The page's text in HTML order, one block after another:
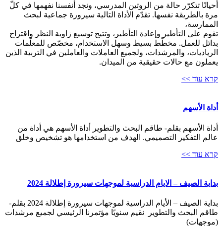
أحيانًا تتكرّر حالة من الروتين المدرسي، ونجد أنفسنا نفهمها في كلّ
مرة بالطريقة نفسها. تقدّم الأداة التالية سيرورة جماعية لبحث
الممارسة،
تقوم على التأطير وإعادة التأطير، وتتيح توسيع زاوية النظر واقتراح
بدائل للعمل. مخطّط بسيط وسهل الاستخدام، مخصّص للمعلّمات
الرياديات، والمرشدات، ولجميع العاملات والعاملين في التربية الذين
يعملون مع حالات حقيقية من الميدان.
קרא עוד >>
أداة الأسهم
أداة الأسهم بقلم- طاقم البحث والتطوير أداة الأسهم هي أداة من
عالم التفكير التصميمي. الهدف من استخدامها هو تشخيص وخلق
קרא עוד >>
بداية الصيف – الايام الدراسية لموجهات سيرورة إطلالة 2024
بداية الصيف – الأيام الدراسية لموجهات سيرورة إطلالة 2024 بقلم-
طاقم البحث والتطوير نقيم سنويًا مؤتمرنا الرئيسي لجميع مرشدات
(موجهات)